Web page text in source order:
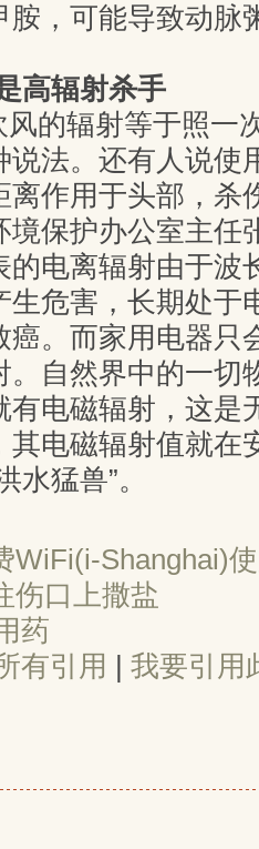
胺，可能导致动脉
高辐射杀手
风的辐射等于照一
说法。还有人说使
离作用于头部，杀
境保护办公室主任
的电离辐射由于波
生危害，长期处于
癌。而家用电器只
。自然界中的一切
有电磁辐射，这是
其电磁辐射值就在
水猛兽”。
WiFi(i-Shanghai)
伤口上撒盐
药
有引用 | 我要引用